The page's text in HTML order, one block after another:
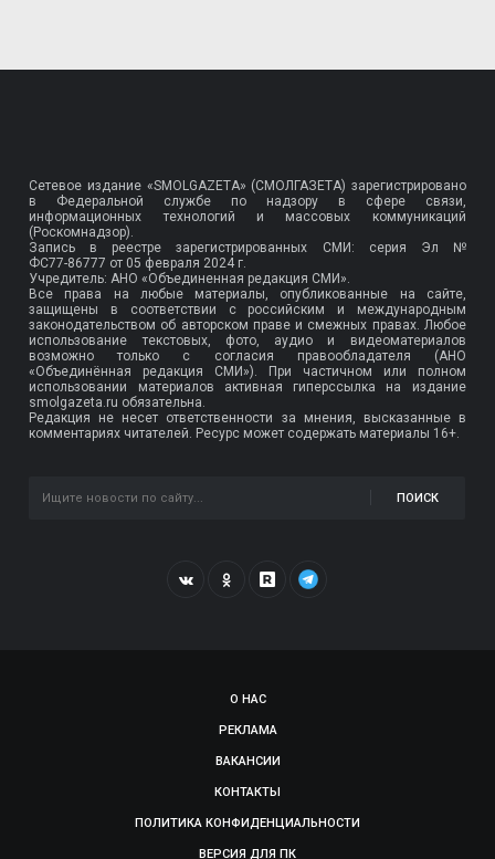
Сетевое издание «SMOLGAZETA» (СМОЛГАЗЕТА) зарегистрировано
в Федеральной службе по надзору в сфере связи,
информационных технологий и массовых коммуникаций
(Роскомнадзор).
Запись в реестре зарегистрированных СМИ: серия Эл №
ФС77-86777 от 05 февраля 2024 г.
Учредитель: АНО «Объединенная редакция СМИ».
Все права на любые материалы, опубликованные на сайте,
защищены в соответствии с российским и международным
законодательством об авторском праве и смежных правах. Любое
использование текстовых, фото, аудио и видеоматериалов
возможно только с согласия правообладателя (АНО
«Объединённая редакция СМИ»). При частичном или полном
использовании материалов активная гиперссылка на издание
smolgazeta.ru обязательна.
Редакция не несет ответственности за мнения, высказанные в
комментариях читателей. Ресурс может содержать материалы 16+.
ПОИСК
О НАС
РЕКЛАМА
ВАКАНСИИ
КОНТАКТЫ
ПОЛИТИКА КОНФИДЕНЦИАЛЬНОСТИ
ВЕРСИЯ ДЛЯ ПК